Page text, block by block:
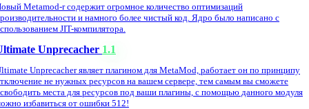
Metamod-r содержит огромное количество оптимизаций
и намного более чистый код. Ядро было написано с
JIT-компилятора.
Unprecacher 1.1
Unprecacher являет плагином для MetaMod, работает он по принципу
не нужных ресурсов на вашем сервере, тем самым вы сможете
места для ресурсов под ваши плагины, с помощью данного модуля
избавиться от ошибки 512!